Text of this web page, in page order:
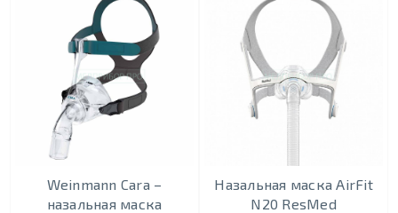
Weinmann Cara –
назальная маска
Назальная маска AirFit
N20 ResMed